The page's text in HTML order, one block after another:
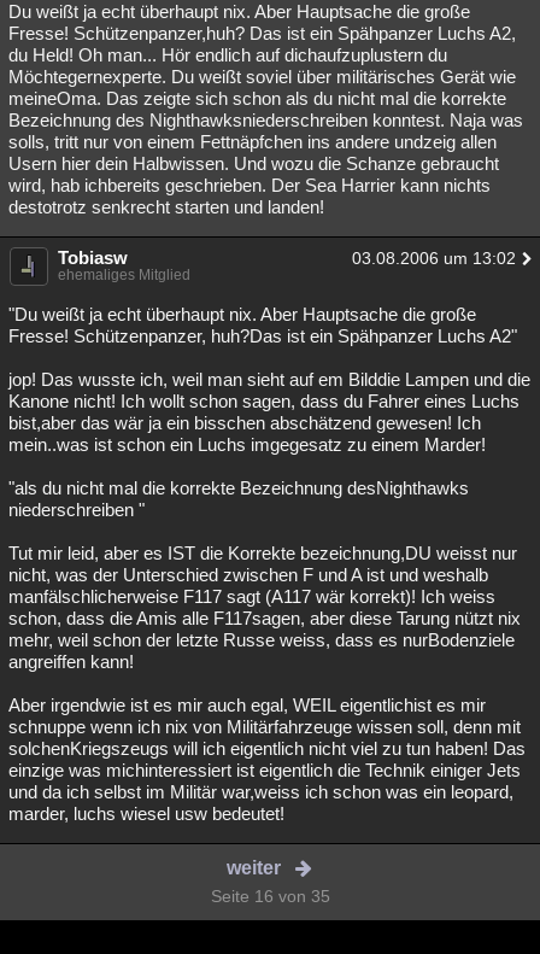
Du weißt ja echt überhaupt nix. Aber Hauptsache die große
Fresse! Schützenpanzer,huh? Das ist ein Spähpanzer Luchs A2,
du Held! Oh man... Hör endlich auf dichaufzuplustern du
Möchtegernexperte. Du weißt soviel über militärisches Gerät wie
meineOma. Das zeigte sich schon als du nicht mal die korrekte
Bezeichnung des Nighthawksniederschreiben konntest. Naja was
solls, tritt nur von einem Fettnäpfchen ins andere undzeig allen
Usern hier dein Halbwissen. Und wozu die Schanze gebraucht
wird, hab ichbereits geschrieben. Der Sea Harrier kann nichts
destotrotz senkrecht starten und landen!
Tobiasw 03.08.2006 um 13:02
ehemaliges Mitglied
"Du weißt ja echt überhaupt nix. Aber Hauptsache die große
Fresse! Schützenpanzer, huh?Das ist ein Spähpanzer Luchs A2"
jop! Das wusste ich, weil man sieht auf em Bilddie Lampen und die
Kanone nicht! Ich wollt schon sagen, dass du Fahrer eines Luchs
bist,aber das wär ja ein bisschen abschätzend gewesen! Ich
mein..was ist schon ein Luchs imgegesatz zu einem Marder!
"als du nicht mal die korrekte Bezeichnung desNighthawks
niederschreiben "
Tut mir leid, aber es IST die Korrekte bezeichnung,DU weisst nur
nicht, was der Unterschied zwischen F und A ist und weshalb
manfälschlicherweise F117 sagt (A117 wär korrekt)! Ich weiss
schon, dass die Amis alle F117sagen, aber diese Tarung nützt nix
mehr, weil schon der letzte Russe weiss, dass es nurBodenziele
angreiffen kann!
Aber irgendwie ist es mir auch egal, WEIL eigentlichist es mir
schnuppe wenn ich nix von Militärfahrzeuge wissen soll, denn mit
solchenKriegszeugs will ich eigentlich nicht viel zu tun haben! Das
einzige was michinteressiert ist eigentlich die Technik einiger Jets
und da ich selbst im Militär war,weiss ich schon was ein leopard,
marder, luchs wiesel usw bedeutet!
weiter
Seite 16 von 35